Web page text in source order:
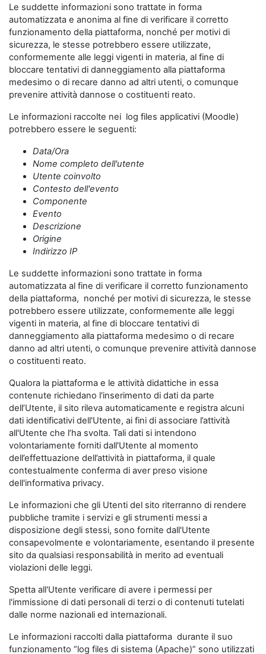
Le suddette informazioni sono trattate in forma
automatizzata e anonima al fine di verificare il corretto
funzionamento della piattaforma, nonché per motivi di
sicurezza, le stesse potrebbero essere utilizzate,
conformemente alle leggi vigenti in materia, al fine di
bloccare tentativi di danneggiamento alla piattaforma
medesimo o di recare danno ad altri utenti, o comunque
prevenire attività dannose o costituenti reato.
Le informazioni raccolte nei log files applicativi (Moodle)
potrebbero essere le seguenti:
Data/Ora
Nome completo dell'utente
Utente coinvolto
Contesto dell'evento
Componente
Evento
Descrizione
Origine
Indirizzo IP
Le suddette informazioni sono trattate in forma
automatizzata al fine di verificare il corretto funzionamento
della piattaforma, nonché per motivi di sicurezza, le stesse
potrebbero essere utilizzate, conformemente alle leggi
vigenti in materia, al fine di bloccare tentativi di
danneggiamento alla piattaforma medesimo o di recare
danno ad altri utenti, o comunque prevenire attività dannose
o costituenti reato.
Qualora la piattaforma e le attività didattiche in essa
contenute richiedano l'inserimento di dati da parte
dell’Utente, il sito rileva automaticamente e registra alcuni
dati identificativi dell'Utente, ai fini di associare l’attività
all'Utente che l’ha svolta. Tali dati si intendono
volontariamente forniti dall'Utente al momento
dell’effettuazione dell’attività in piattaforma, il quale
contestualmente conferma di aver preso visione
dell'informativa privacy.
Le informazioni che gli Utenti del sito riterranno di rendere
pubbliche tramite i servizi e gli strumenti messi a
disposizione degli stessi, sono fornite dall'Utente
consapevolmente e volontariamente, esentando il presente
sito da qualsiasi responsabilità in merito ad eventuali
violazioni delle leggi.
Spetta all'Utente verificare di avere i permessi per
l'immissione di dati personali di terzi o di contenuti tutelati
dalle norme nazionali ed internazionali.
Le informazioni raccolti dalla piattaforma durante il suo
funzionamento “log files di sistema (Apache)” sono utilizzati